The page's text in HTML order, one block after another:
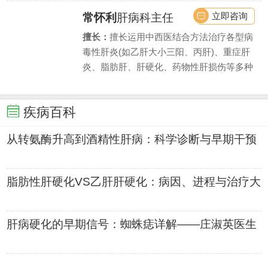
常怀利 肝病科主任
擅长： 擅长运用中西医结合方法治疗各型病
毒性肝炎(如乙肝大小三阳、丙肝)、重症肝
炎、脂肪肝、肝硬化、药物性肝损伤等多种
化治疗.
立即咨询
疾病百科
从转氨酶升高到酒精性肝病：科学诊断与早期干预
指南——肝病医生常怀利权威
脂肪性肝硬化VS乙肝肝硬化：病因、进程与治疗大
不同——肝病医生程进明深度
肝病硬化的早期信号：蜘蛛痣详解——庄淑英医生
权威解读